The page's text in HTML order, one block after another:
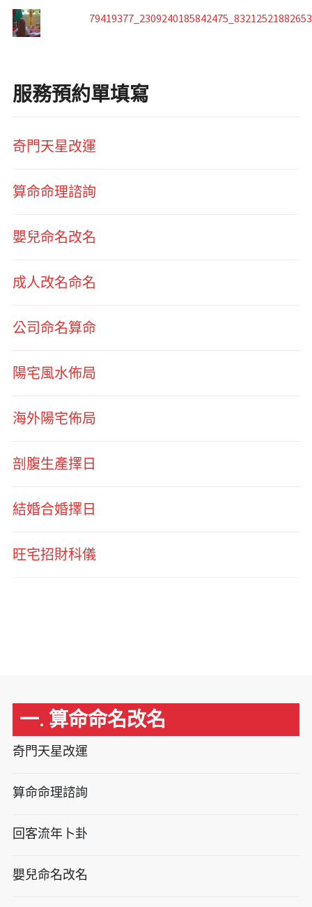
服務預約單填寫
奇門天星改運
算命命理諮詢
嬰兒命名改名
成人改名命名
公司命名算命
陽宅風水佈局
海外陽宅佈局
剖腹生產擇日
結婚合婚擇日
旺宅招財科儀
一. 算命命名改名
奇門天星改運
算命命理諮詢
回客流年卜卦
嬰兒命名改名